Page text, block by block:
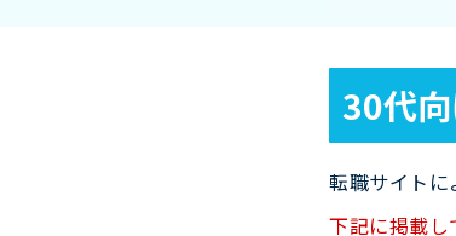
30代
転職サイトに
下記に掲載し